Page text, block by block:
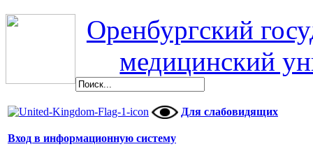
Оренбургский
медицинский
Для слабовидящих
Вход в информационную систему